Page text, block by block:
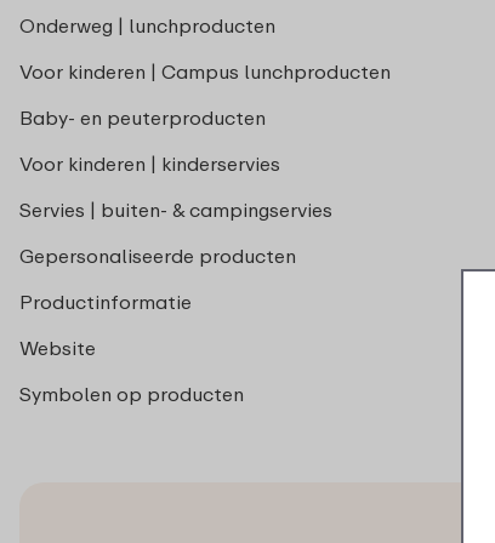
Onderweg | lunchproducten
Voor kinderen | Campus lunchproducten
Baby- en peuterproducten
Voor kinderen | kinderservies
Servies | buiten- & campingservies
Gepersonaliseerde producten
Productinformatie
Website
Symbolen op producten